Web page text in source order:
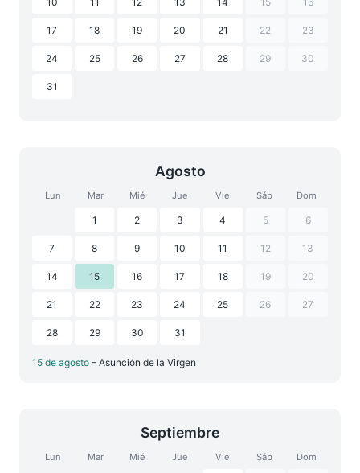
17 18 19 20 21 22 23
24 25 26 27 28 29 30
31
Agosto
Lun Mar Mié Jue Vie Sáb Dom
1 2 3 4 5 6
7 8 9 10 11 12 13
14 15 16 17 18 19 20
21 22 23 24 25 26 27
28 29 30 31
15 de agosto – Asunción de la Virgen
Septiembre
Lun Mar Mié Jue Vie Sáb Dom